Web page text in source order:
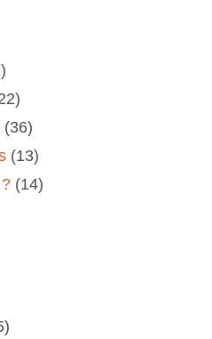
(36)
(13)
(14)